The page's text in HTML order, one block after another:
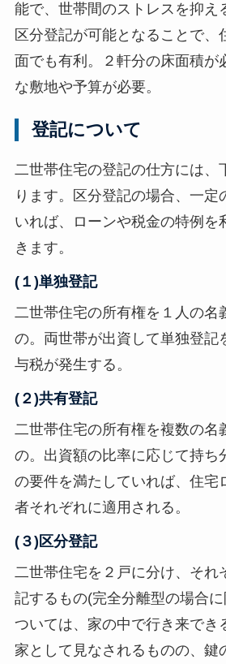
能で、世帯間のストレスを抑え
区分登記が可能となることで、
面でも有利。２軒分の床面積が
な敷地や予算が必要。
登記について
二世帯住宅の登記の仕方には、
ります。区分登記の場合、一定
いれば、ローンや税金の特例を
きます。
(１)単独登記
二世帯住宅の所有権を１人の名
の。両世帯が出資して単独登記
与税が発生する。
(２)共有登記
二世帯住宅の所有権を複数の名
の。出資額の比率に応じて持ち
の要件を満たしていれば、住宅
者それぞれに適用される。
(３)区分登記
二世帯住宅を２戸に分け、それ
記するもの(完全分離型の場合
ついては、家の中で行き来でき
家として見なされるものの、鍵